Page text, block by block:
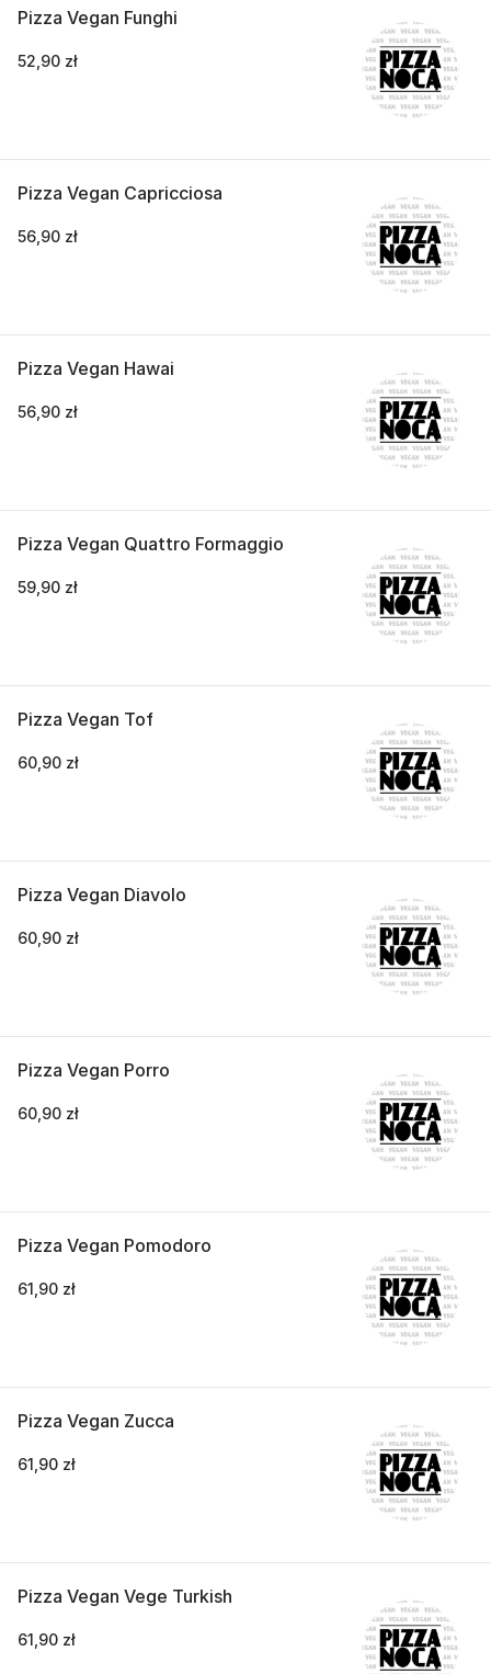
Pizza Vegan Funghi
52,90 zł
Pizza Vegan Capricciosa
56,90 zł
Pizza Vegan Hawai
56,90 zł
Pizza Vegan Quattro Formaggio
59,90 zł
Pizza Vegan Tof
60,90 zł
Pizza Vegan Diavolo
60,90 zł
Pizza Vegan Porro
60,90 zł
Pizza Vegan Pomodoro
61,90 zł
Pizza Vegan Zucca
61,90 zł
Pizza Vegan Vege Turkish
61,90 zł